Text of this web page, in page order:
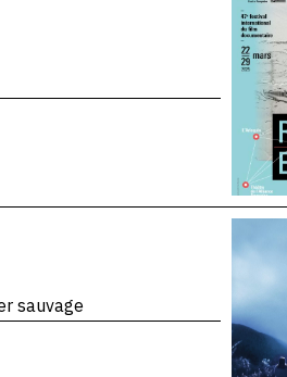
sauvage